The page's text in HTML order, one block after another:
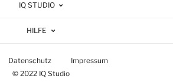
IQ STUDIO
HILFE
Datenschutz
Impressum
© 2022 IQ Studio